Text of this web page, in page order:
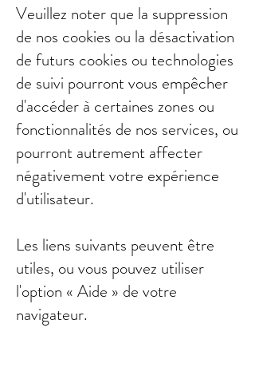
Veuillez noter que la suppression
de nos cookies ou la désactivation
de futurs cookies ou technologies
de suivi pourront vous empêcher
d'accéder à certaines zones ou
fonctionnalités de nos services, ou
pourront autrement affecter
négativement votre expérience
d'utilisateur.
Les liens suivants peuvent être
utiles, ou vous pouvez utiliser
l'option « Aide » de votre
navigateur.